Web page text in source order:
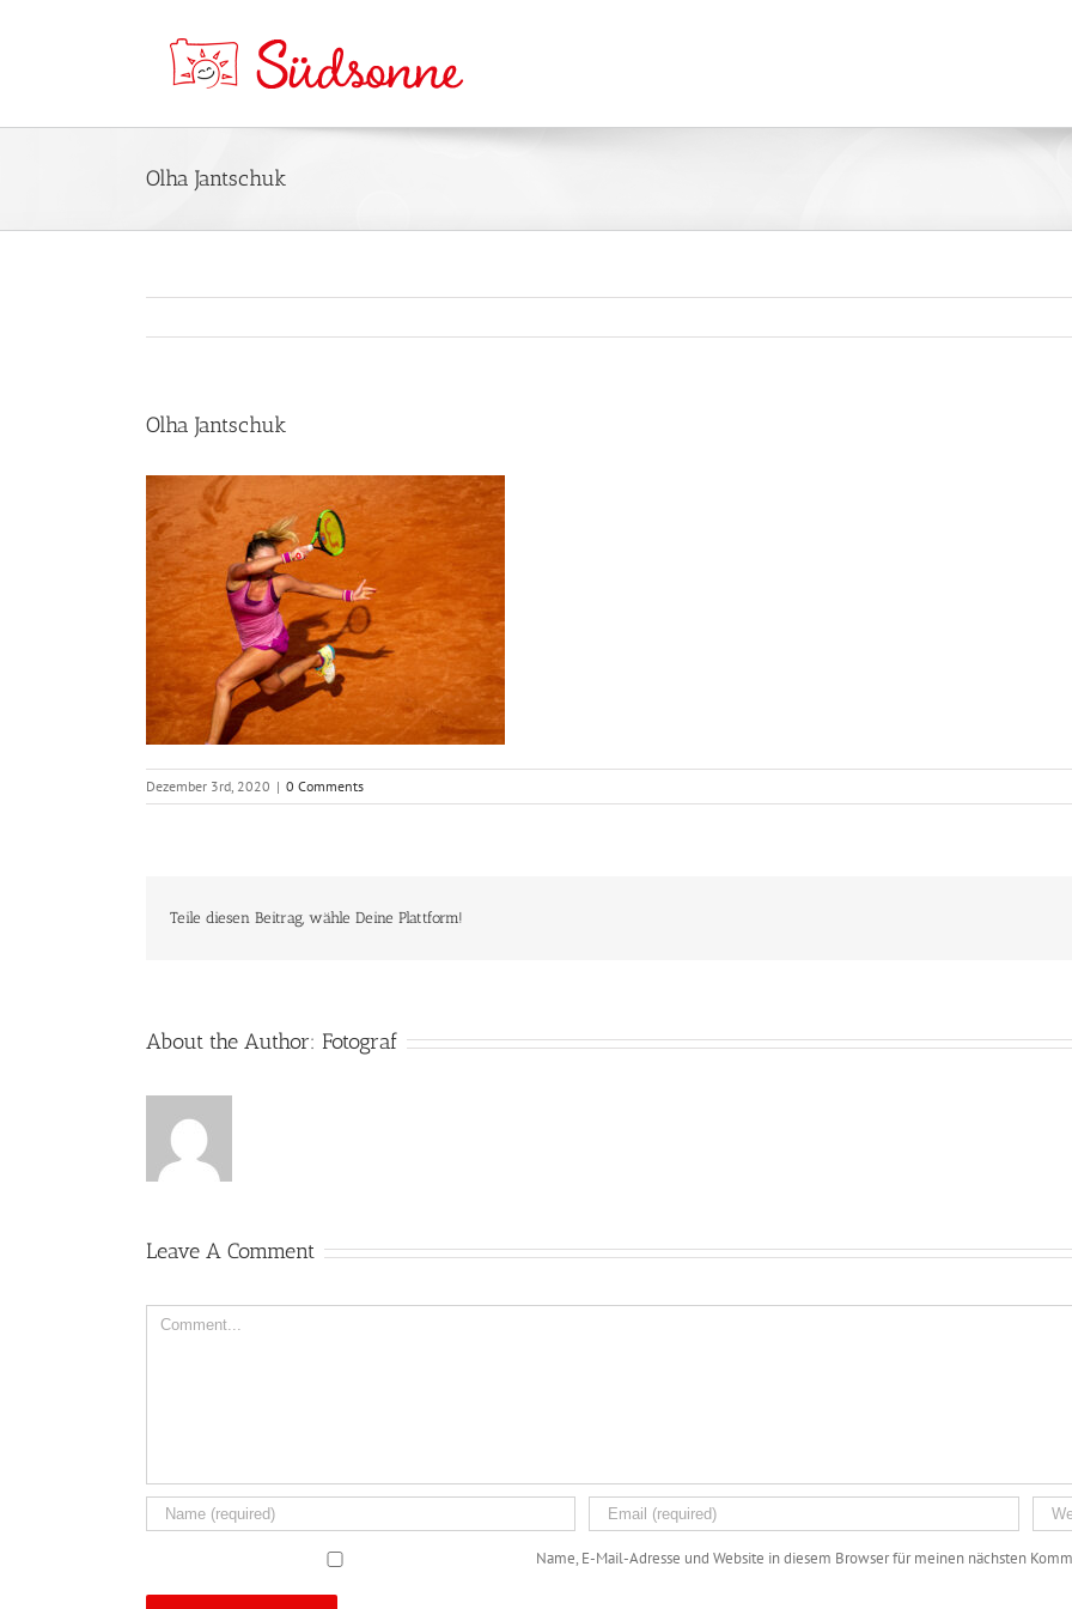
Olha Jantschuk
Olha Jantschuk
Dezember 3rd, 2020 | 0 Comments
Teile diesen Beitrag, wähle Deine Plattform!
About the Author: Fotograf
Leave A Comment
Comment
Name, E-Mail-Adresse und Website in diesem Browser für meinen nächsten